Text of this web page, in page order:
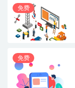
免费
免费